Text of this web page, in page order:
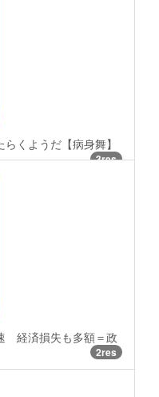
くようだ【病身舞】
3res
経済損失も多額＝政
2res